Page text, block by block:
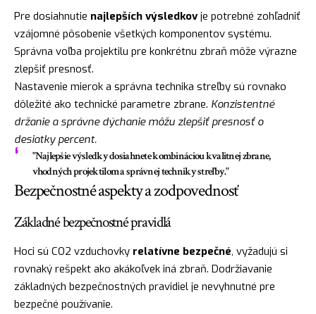
Pre dosiahnutie najlepších výsledkovje potrebné zohľadniť
vzájomné pôsobenie všetkých komponentov systému.
Správna voľba projektilu pre konkrétnu zbraň môže výrazne
zlepšiť presnosť.
Nastavenie mierok a správna technika streľby sú rovnako
dôležité ako technické parametre zbrane. Konzistentné
držanie a správne dýchanie môžu zlepšiť presnosť o
desiatky percent.
"Najlepšie výsledky dosiahnete kombináciou kvalitnej zbrane,
vhodných projektilom a správnej techniky streľby."
Bezpečnostné aspekty a zodpovednosť
Základné bezpečnostné pravidlá
Hoci sú CO2 vzduchovky relatívne bezpečné, vyžadujú si
rovnaký rešpekt ako akákoľvek iná zbraň. Dodržiavanie
základných bezpečnostných pravidiel je nevyhnutné pre
bezpečné používanie.